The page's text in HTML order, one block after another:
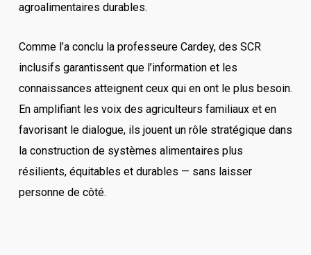
agroalimentaires durables.
Comme l’a conclu la professeure Cardey, des SCR
inclusifs garantissent que l’information et les
connaissances atteignent ceux qui en ont le plus besoin.
En amplifiant les voix des agriculteurs familiaux et en
favorisant le dialogue, ils jouent un rôle stratégique dans
la construction de systèmes alimentaires plus
résilients, équitables et durables — sans laisser
personne de côté.